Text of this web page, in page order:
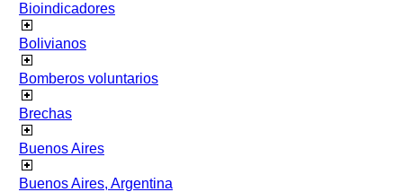
Bioindicadores
Bolivianos
Bomberos voluntarios
Brechas
Buenos Aires
Buenos Aires, Argentina